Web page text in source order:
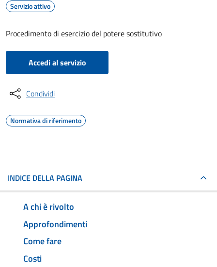
Servizio attivo
Procedimento di esercizio del potere sostitutivo
Accedi al servizio
Condividi
Normativa di riferimento
INDICE DELLA PAGINA
A chi è rivolto
Approfondimenti
Come fare
Costi